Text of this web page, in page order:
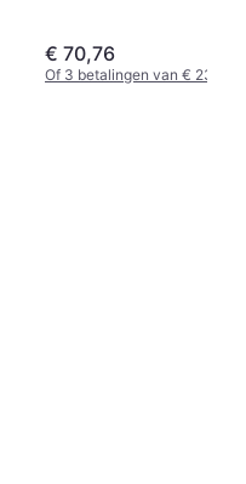
€ 70,76
Of 3 betalingen van € 23,58/